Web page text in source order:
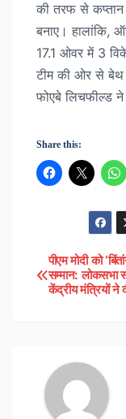
की तरफ से कप्तान
बनाए। हालांकि,
17.1 ओवर में 3
टीम की ओर से बेथ
फोएबे लिचफील्ड ने
Share this:
Post
पीएम मोदी को
सम्मान: लोकसभा
केंद्रीय मंत्रियों ने